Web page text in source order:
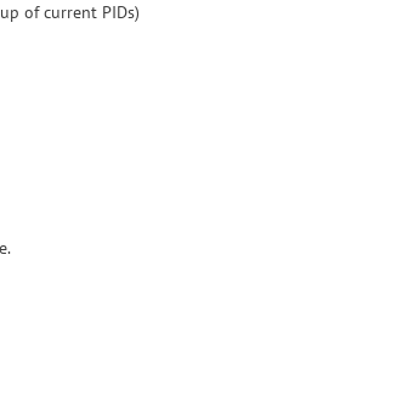
of current PIDs)